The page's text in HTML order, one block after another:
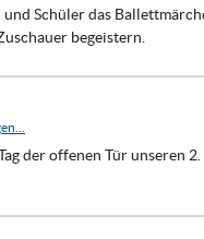
Schüler das
begeistern.
der offenen Tür unseren 2.